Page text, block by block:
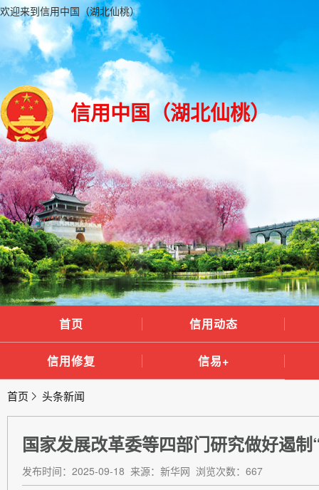
欢迎来到信用中国（湖北仙桃）
信用中国（湖北仙桃）
首页 信用动态
信用修复 信易+
首页 头条新闻
国家发展改革委等四部门研究做好遏制
发布时间：2025-09-18 来源：新华网 浏览次数：667